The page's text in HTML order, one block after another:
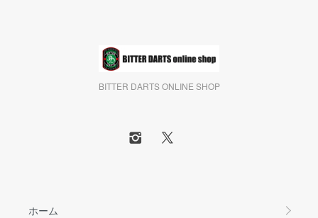
BITTER DARTS ONLINE SHOP
ホーム